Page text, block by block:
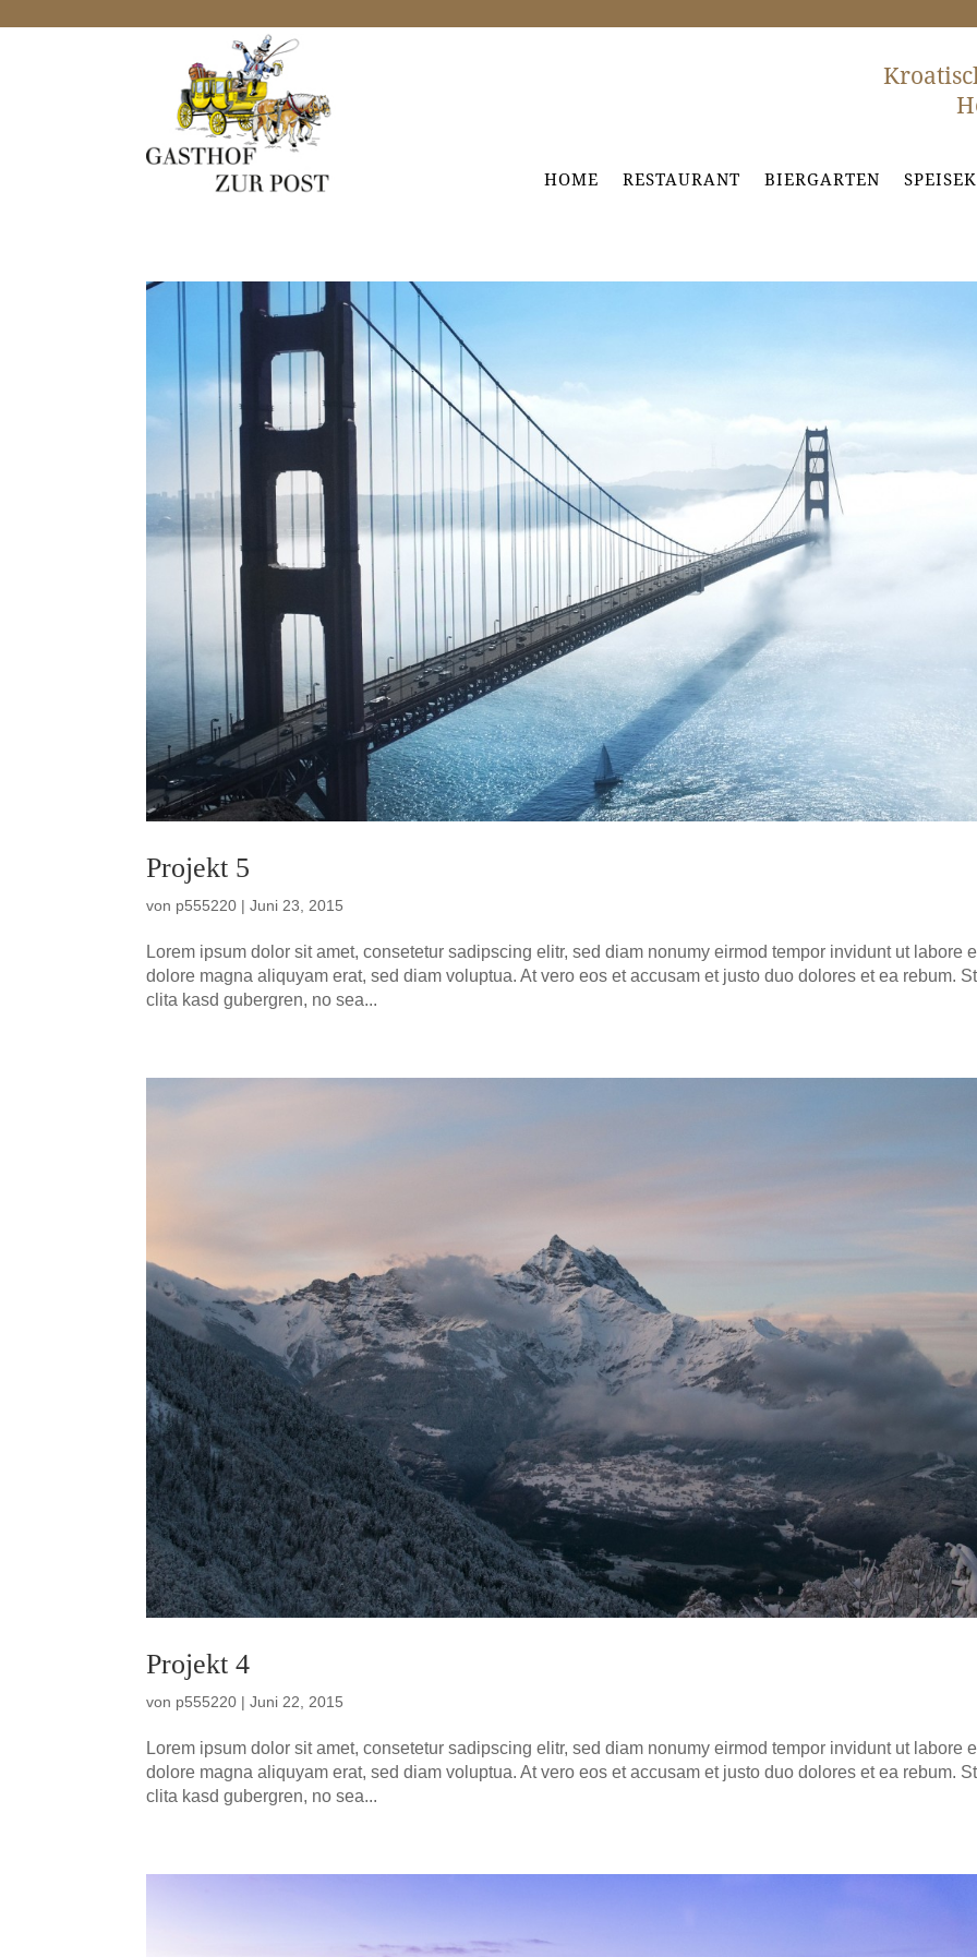
HOME RESTAU­RANT BIER­GAR­TEN
Pro­jekt 5
von p555220 |Juni 23, 2015
Lorem ipsum dolor sit amet, con­sete­tur sadipscing elitr, sed diam nonumy eirm­od tem­por invidunt ut labo­re
dolo­re magna ali­quyam erat, sed diam volup­tua. At vero eos et accu­sam et jus­to duo dolo­res et ea rebum.
cli­ta kasd guber­gren, no sea...
Pro­jekt 4
von p555220 |Juni 22, 2015
Lorem ipsum dolor sit amet, con­sete­tur sadipscing elitr, sed diam nonumy eirm­od tem­por invidunt ut labo­re
dolo­re magna ali­quyam erat, sed diam volup­tua. At vero eos et accu­sam et jus­to duo dolo­res et ea rebum.
cli­ta kasd guber­gren, no sea...